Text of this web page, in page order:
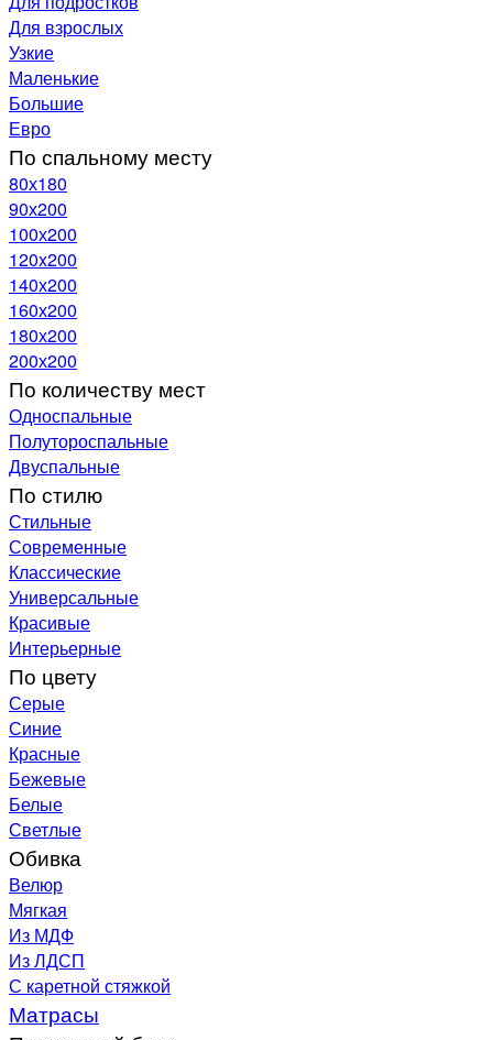
Для взрослых
Узкие
Маленькие
Большие
Евро
По спальному месту
80х180
90х200
100х200
120x200
140х200
160х200
180х200
200х200
По количеству мест
Односпальные
Полутороспальные
Двуспальные
По стилю
Стильные
Современные
Классические
Универсальные
Красивые
Интерьерные
По цвету
Серые
Синие
Красные
Бежевые
Белые
Светлые
Обивка
Велюр
Мягкая
Из МДФ
Из ЛДСП
С каретной стяжкой
Матрасы